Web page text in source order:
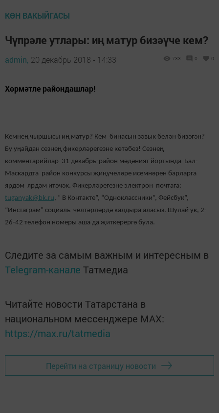
КӨН ВАКЫЙГАСЫ
Чүпрәле утлары: иң матур бизәүче кем?
admin, 20 декабрь 2018 - 14:33 733 0 0
Хөрмәтле райондашлар!
Кемнең чыршысы иң матур? Кем бинасын зәвык белән бизәгән?
Бу уңайдан сезнең фикерләрегезне көтәбез! Сезнең
комментарийлар 31 декабрь-район мәдәният йортында Бал-
Маскардта район конкурсы җиңүчеләре исемнәрен барларга
ярдәм ярдәм итәчәк. Фикерләрегезне электрон почтага:
tuganyak@bk.ru, “ В Контакте”, “Одноклассники”, Фейсбук”,
“Инстаграм” социаль челтәрләрдә калдыра аласыз. Шулай ук, 2-
26-42 телефон номеры аша да җиткерергә була.
Следите за самым важным и интересным в
Telegram-канале Татмедиа
Читайте новости Татарстана в
национальном мессенджере MАХ:
https://max.ru/tatmedia
Перейти на страницу новости